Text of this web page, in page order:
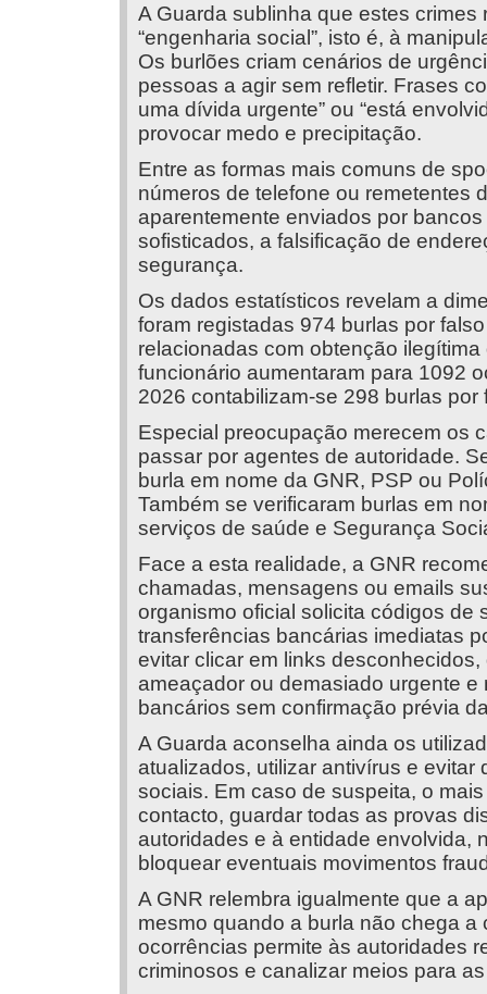
A Guarda sublinha que estes
“engenharia social”, isto é, à
Os burlões criam cenários de
pessoas a agir sem refletir. Frases
uma dívida urgente” ou “está
provocar medo e precipitação.
Entre as formas mais comuns de
números de telefone ou remetentes
aparentemente enviados por
sofisticados, a falsificação de
segurança.
Os dados estatísticos revelam a
foram registadas 974 burlas por
relacionadas com obtenção
funcionário aumentaram para 1092
2026 contabilizam-se 298 burlas
Especial preocupação merecem os
passar por agentes de autoridade.
burla em nome da GNR, PSP ou
Também se verificaram burlas em
serviços de saúde e Segurança
Face a esta realidade, a GNR
chamadas, mensagens ou emails
organismo oficial solicita códigos de
transferências bancárias imediatas
evitar clicar em links
ameaçador ou demasiado urgente
bancários sem confirmação prévia
A Guarda aconselha ainda os
atualizados, utilizar antivírus e
sociais. Em caso de suspeita, o
contacto, guardar todas as provas
autoridades e à entidade envolvida,
bloquear eventuais movimentos
A GNR relembra igualmente que a
mesmo quando a burla não chega
ocorrências permite às autoridades
criminosos e canalizar meios para